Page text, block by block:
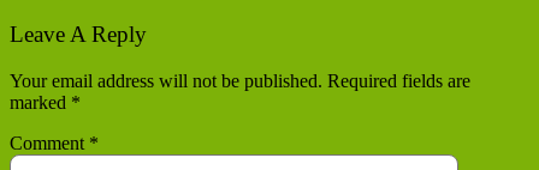
Leave A Reply
Your email address will not be published. Required fields are
marked *
Comment *